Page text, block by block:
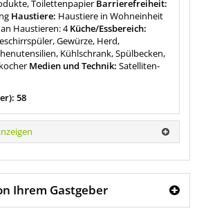
Toilettenpapier Barrierefreiheit:
Haustiere: Haustiere in Wohneinheit
Haustieren: 4Küche/Essbereich:
Gewürze, Herd,
Kühlschrank, Spülbecken,
Medien und Technik: Satelliten-
58
Ihrem Gastgeber